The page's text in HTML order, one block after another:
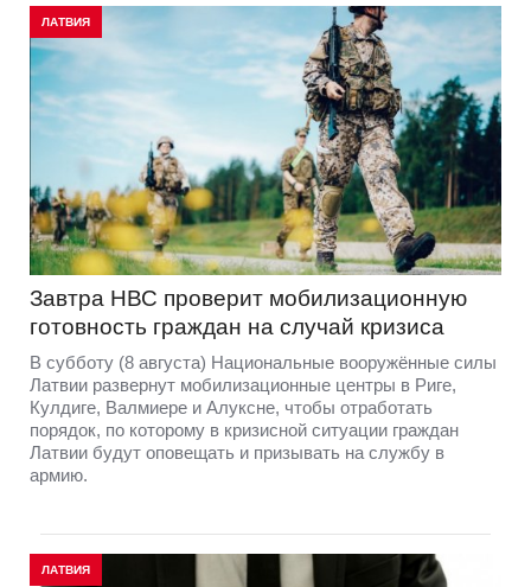
ЛАТВИЯ
Завтра НВС проверит мобилизационную
готовность граждан на случай кризиса
В субботу (8 августа) Национальные вооружённые силы
Латвии развернут мобилизационные центры в Риге,
Кулдиге, Валмиере и Алуксне, чтобы отработать
порядок, по которому в кризисной ситуации граждан
Латвии будут оповещать и призывать на службу в
армию.
ЛАТВИЯ